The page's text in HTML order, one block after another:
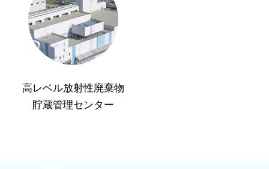
高レベル放射性廃棄物
貯蔵管理センター